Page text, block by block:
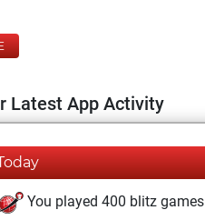
Latest App Activity
You played 400 blitz games